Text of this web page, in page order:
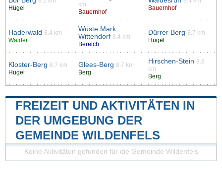
Hügel
km
Bauernhof
Bauernhof
Haderwald 8.4 km
Wälder
Wüste Mark
Wittendorf 8.4 km
Bereich
Dürrer Berg 8.7 km
Hügel
Kloster-Berg 8.7 km
Hügel
Glees-Berg 8.7 km
Berg
Hirschen-Stein 8.8
km
Berg
FREIZEIT UND AKTIVITÄTEN IN
DER UMGEBUNG DER
GEMEINDE WILDENFELS
Keine Aktivitäten gefunden für die Gemeinde Wildenfels